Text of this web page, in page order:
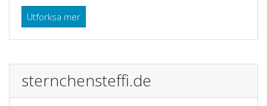
Utforksa mer
sternchensteffi.de